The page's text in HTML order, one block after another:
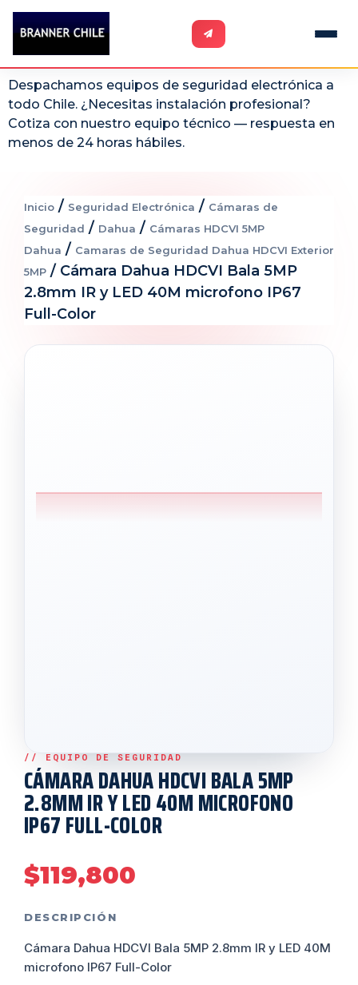
Despachamos equipos de seguridad electrónica a
todo Chile. ¿Necesitas instalación profesional?
Cotiza con nuestro equipo técnico — respuesta en
menos de 24 horas hábiles.
Inicio / Seguridad Electrónica / Cámaras de
Seguridad / Dahua / Cámaras HDCVI 5MP
Dahua / Camaras de Seguridad Dahua HDCVI Exterior
5MP / Cámara Dahua HDCVI Bala 5MP
2.8mm IR y LED 40M microfono IP67
Full-Color
CÁMARA DAHUA HDCVI BALA 5MP
2.8MM IR Y LED 40M MICROFONO
IP67 FULL-COLOR
$119,800
DESCRIPCIÓN
Cámara Dahua HDCVI Bala 5MP 2.8mm IR y LED 40M
microfono IP67 Full-Color